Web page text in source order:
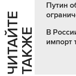
Ч
И
Т
АЙ
Т
Е
Т
А
К
ЖЕ
Путин
В
импорт